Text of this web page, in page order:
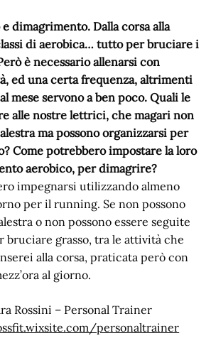
dimagrimento. Dalla corsa alla
di aerobica… tutto per bruciare i
è necessario allenarsi con
ed una certa frequenza, altrimenti
mese servono a ben poco. Quali le
alle nostre lettrici, che magari non
ma possono organizzarsi per
Come potrebbero impostare la loro
aerobico, per dimagrire?
impegnarsi utilizzando almeno
per il running. Se non possono
o non possono essere seguite
bruciare grasso, tra le attività che
alla corsa, praticata però con
al giorno.
Rossini – Personal Trainer
personaltrainer